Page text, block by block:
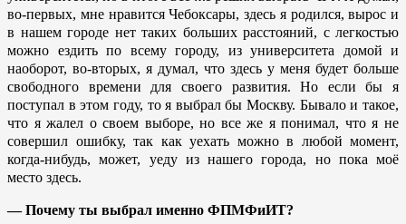
во-первых, мне нравится Чебоксары, здесь я родился, вырос и
в нашем городе нет таких больших расстояний, с легкостью
можно ездить по всему городу, из университета домой и
наоборот, во-вторых, я думал, что здесь у меня будет больше
свободного времени для своего развития. Но если бы я
поступал в этом году, то я выбрал бы Москву. Бывало и такое,
что я жалел о своем выборе, но все же я понимал, что я не
совершил ошибку, так как уехать можно в любой момент,
когда-нибудь, может, уеду из нашего города, но пока моё
место здесь.
— Почему ты выбрал именно ФПМФиИТ?